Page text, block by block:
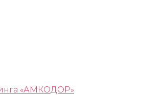
«АМКОДОР»